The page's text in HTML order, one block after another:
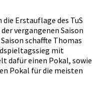
Erstauflage des TuS
vergangenen Saison
schaffte Thomas
mit
dafür einen Pokal, sowie
Pokal für die meisten